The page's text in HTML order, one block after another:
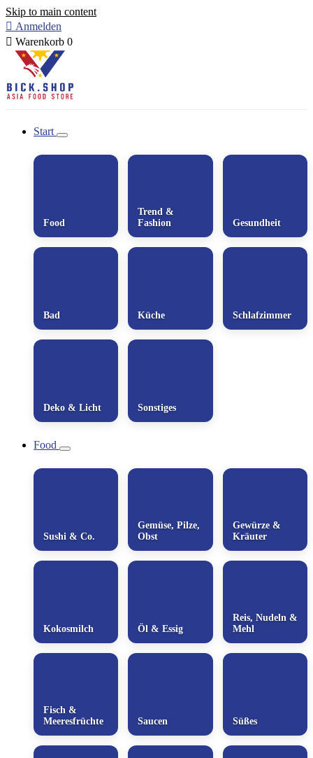
Skip to main content
 Anmelden
 Warenkorb 0
Start
Food
Trend &
Fashion
Gesundheit
Bad Küche Schlafzimmer
Deko & Licht Sonstiges
Food
Sushi & Co.
Gemüse, Pilze,
Obst
Gewürze &
Kräuter
Kokosmilch Öl & Essig
Reis, Nudeln &
Mehl
Fisch &
Meeresfrüchte
Saucen Süßes